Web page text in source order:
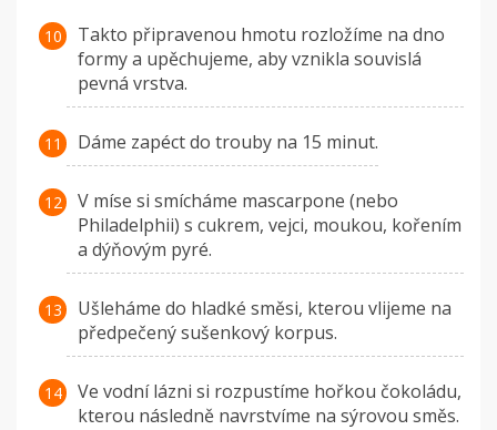
Takto připravenou hmotu rozložíme na dno
formy a upěchujeme, aby vznikla souvislá
pevná vrstva.
Dáme zapéct do trouby na 15 minut.
V míse si smícháme mascarpone (nebo
Philadelphii) s cukrem, vejci, moukou, kořením
a dýňovým pyré.
Ušleháme do hladké směsi, kterou vlijeme na
předpečený sušenkový korpus.
Ve vodní lázni si rozpustíme hořkou čokoládu,
kterou následně navrstvíme na sýrovou směs.